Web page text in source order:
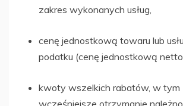
zakres wykonanych usług,
cenę jednostkową towaru lub
podatku (cenę jednostkową
kwoty wszelkich rabatów, w tym
wcześniejsze otrzymanie